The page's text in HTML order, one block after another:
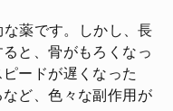
薬です。しかし、長
と、骨がもろくなっ
ードが遅くなった
ど、色々な副作用が